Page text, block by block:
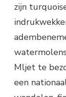
zijn
Mljet te
een